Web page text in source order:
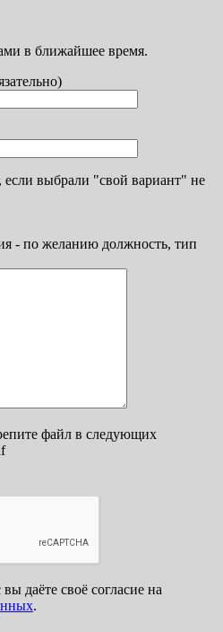
в ближайшее время.
если выбрали "свой вариант" не
- по желанию должность, тип
файл в следующих
даёте своё согласие на
.